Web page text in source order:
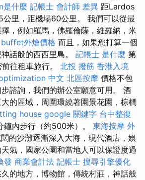
是什麼 記帳士 會計師 差異 距Lardos
公里，距機場60公里。 我們可以從最
，例如羅馬，佛羅倫薩，維羅納，米
buffet外燴價格 而且，如果您打算一個
話般的西西里島。 記帳士 是什麼 第
往租車旅行。 北投 撥筋 香港入境
中文 北區按摩 價格不包
諮詢，我們的辦公室願意可用。 酒
的區域，周圍環繞著園景花園，棕櫚
house google 關鍵字 台中整復
鐘內步行（約500米）。 東海按摩 外
的沙灘逐漸深入大海，現代酒店，娛
氣，國家公園和當地人可以保證度過
發 商業會計法 記帳士 搜尋引擎優化
的地方，博物館，傳統村莊，神話般